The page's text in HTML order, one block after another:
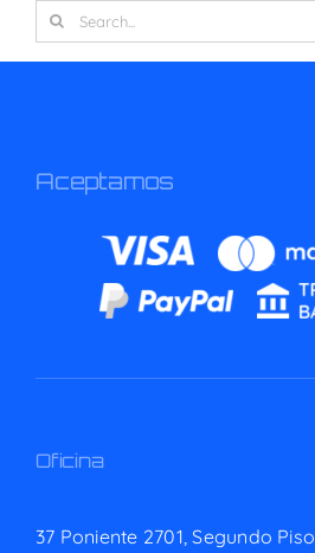
Search
for:
Aceptamos
Oficina
37 Poniente 2701, Segundo Piso